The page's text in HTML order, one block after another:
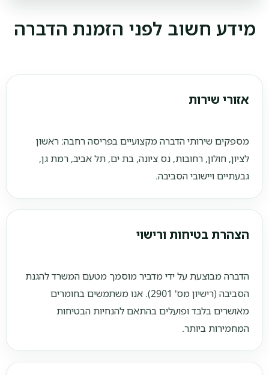
מידע חשוב לפני הזמנת הדברה
אזורי שירות
מספקים שירותי הדברה מקצועיים בפריסה רחבה: ראשון
לציון, חולון, רחובות, נס ציונה, בת ים, תל אביב, רמת גן,
גבעתיים ויישובי הסביבה.
הצהרת בטיחות ורישוי
הדברה מבוצעת על ידי מדביר מוסמך מטעם המשרד להגנת
הסביבה (רישיון מס' 2901). אנו משתמשים בחומרים
מאושרים בלבד ופועלים בהתאם להנחיות הבטיחות
המחמירות ביותר.